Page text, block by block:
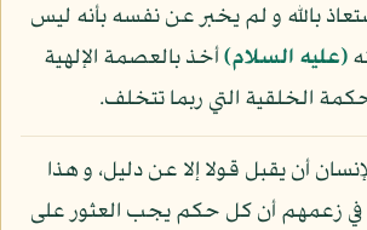
بالله و لم يخبر عن نفسه بأنه ليس
(عليه السلام)أخذ بالعصمة الإلهية
الخلقية التي ربما تتخلف.
أن يقبل قولا إلا عن دليل، و هذا
زعمهم أن كل حكم يجب العثور على